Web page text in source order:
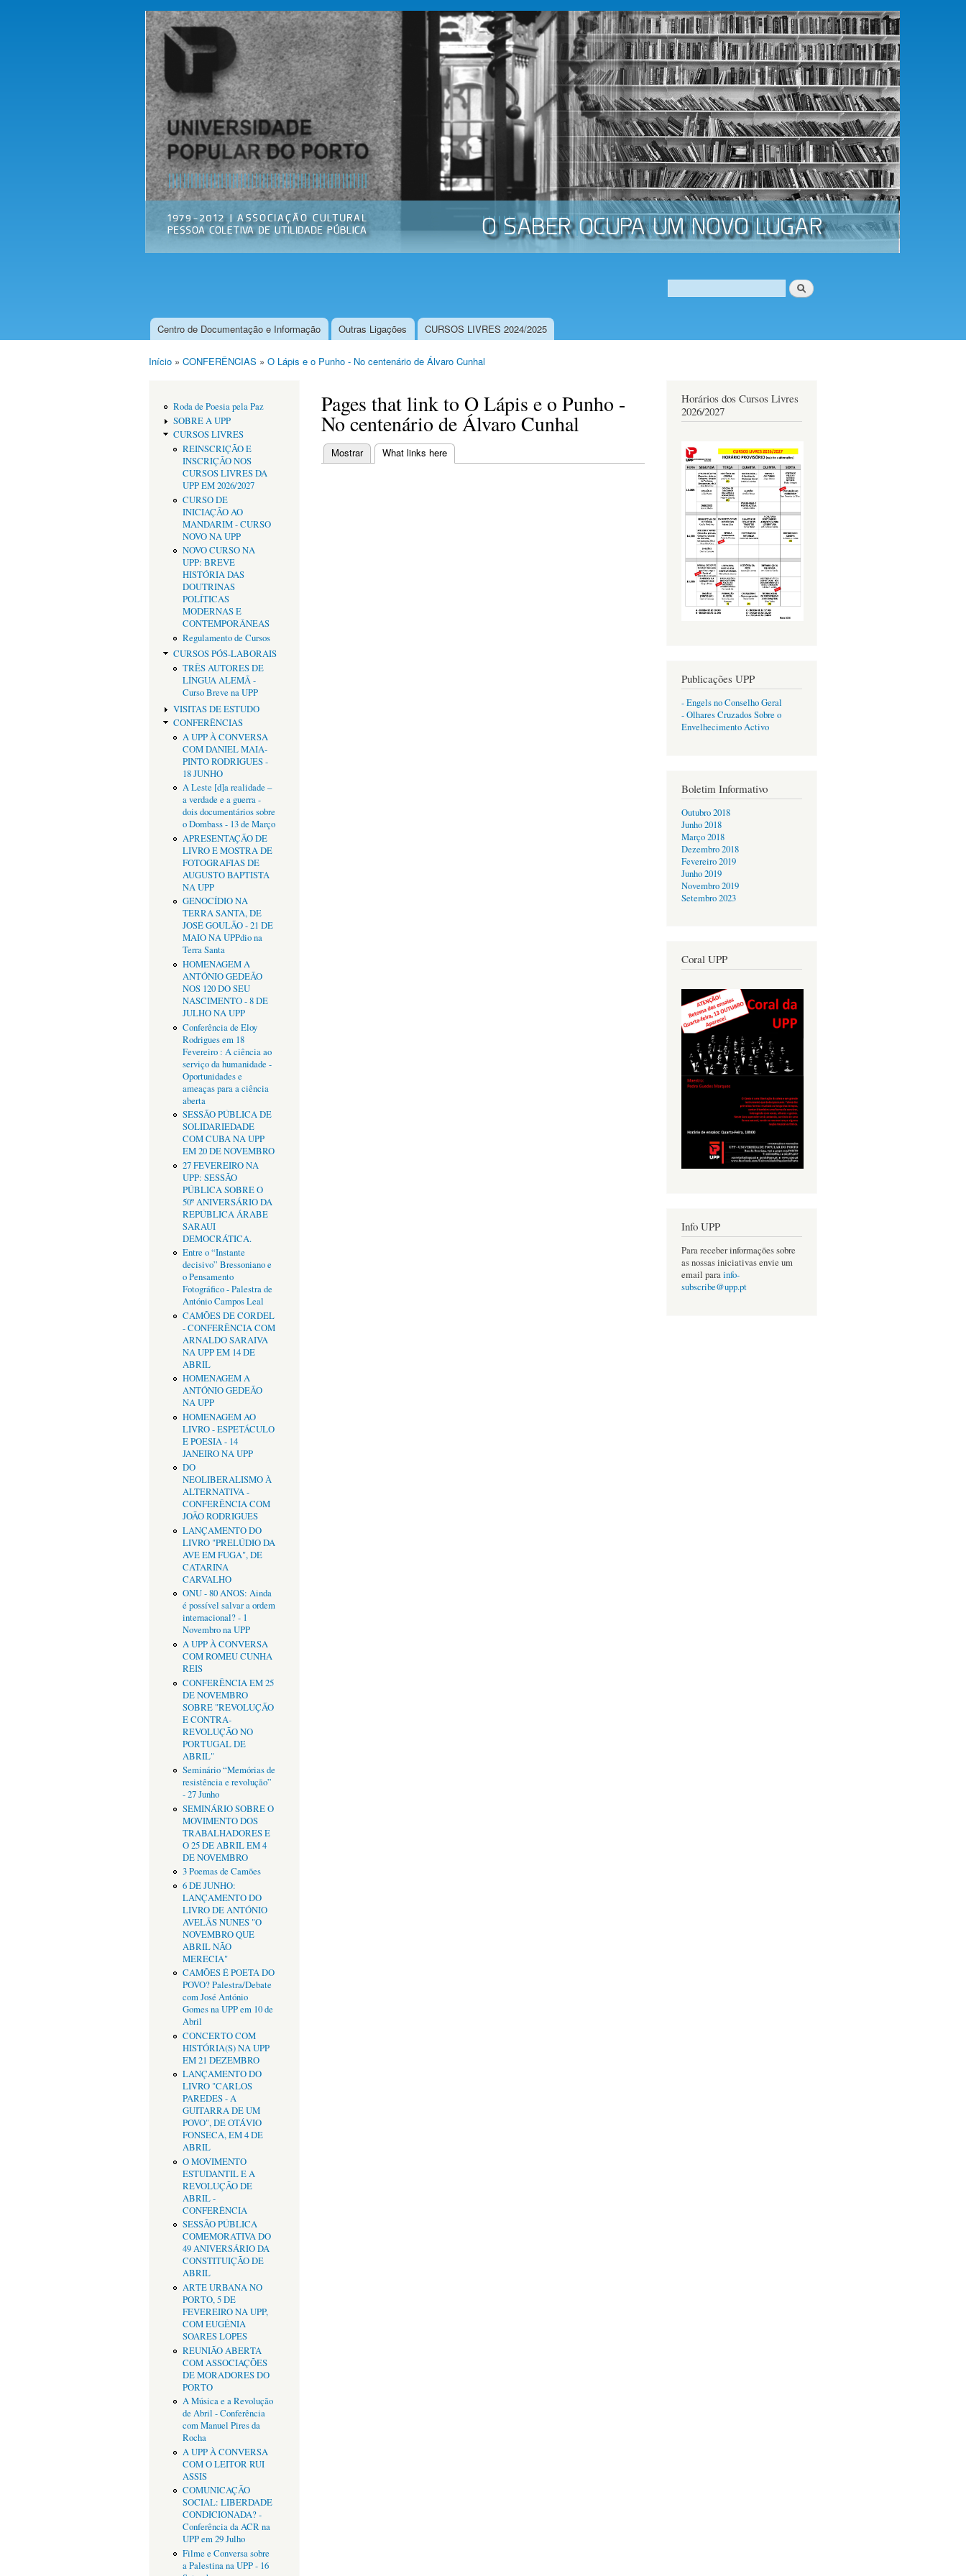
Passar
para o
conteúdo
principal
Universidade
Popular do
Porto
Associação
Cultural
Formulário de procura
Procurar
Menu principal
Centro de Documentação e Informação Outras Ligações CURSOS LIVRES 2024/2025
Início » CONFERÊNCIAS » O Lápis e o Punho - No centenário de Álvaro Cunhal
Roda de Poesia pela Paz
SOBRE A UPP
CURSOS LIVRES
REINSCRIÇÃO E
INSCRIÇÃO NOS
CURSOS LIVRES DA
UPP EM 2026/2027
CURSO DE
INICIAÇÃO AO
MANDARIM - CURSO
NOVO NA UPP
NOVO CURSO NA
UPP: BREVE
HISTÓRIA DAS
DOUTRINAS
POLÍTICAS
MODERNAS E
CONTEMPORÂNEAS
Regulamento de Cursos
CURSOS PÓS-LABORAIS
TRÊS AUTORES DE
LÍNGUA ALEMÃ -
Curso Breve na UPP
VISITAS DE ESTUDO
CONFERÊNCIAS
A UPP À CONVERSA
COM DANIEL MAIA-
PINTO RODRIGUES -
18 JUNHO
A Leste [d]a realidade –
a verdade e a guerra -
dois documentários sobre
o Dombass - 13 de Março
APRESENTAÇÃO DE
LIVRO E MOSTRA DE
FOTOGRAFIAS DE
AUGUSTO BAPTISTA
NA UPP
GENOCÍDIO NA
TERRA SANTA, DE
JOSÉ GOULÃO - 21 DE
MAIO NA UPPdio na
Terra Santa
HOMENAGEM A
ANTÓNIO GEDEÃO
NOS 120 DO SEU
NASCIMENTO - 8 DE
JULHO NA UPP
Conferência de Eloy
Rodrigues em 18
Fevereiro : A ciência ao
serviço da humanidade -
Oportunidades e
ameaças para a ciência
aberta
SESSÃO PÚBLICA DE
SOLIDARIEDADE
COM CUBA NA UPP
EM 20 DE NOVEMBRO
27 FEVEREIRO NA
UPP: SESSÃO
PÚBLICA SOBRE O
50º ANIVERSÁRIO DA
REPÚBLICA ÁRABE
SARAUI
DEMOCRÁTICA.
Entre o “Instante
decisivo” Bressoniano e
o Pensamento
Fotográfico - Palestra de
António Campos Leal
CAMÕES DE CORDEL
- CONFERÊNCIA COM
ARNALDO SARAIVA
NA UPP EM 14 DE
ABRIL
HOMENAGEM A
ANTÓNIO GEDEÃO
NA UPP
HOMENAGEM AO
LIVRO - ESPETÁCULO
E POESIA - 14
JANEIRO NA UPP
DO
NEOLIBERALISMO À
ALTERNATIVA -
CONFERÊNCIA COM
JOÃO RODRIGUES
LANÇAMENTO DO
LIVRO "PRELÚDIO DA
AVE EM FUGA", DE
CATARINA
CARVALHO
ONU - 80 ANOS: Ainda
é possível salvar a ordem
internacional? - 1
Novembro na UPP
A UPP À CONVERSA
COM ROMEU CUNHA
REIS
CONFERÊNCIA EM 25
DE NOVEMBRO
SOBRE "REVOLUÇÃO
E CONTRA-
REVOLUÇÃO NO
PORTUGAL DE
ABRIL"
Seminário “Memórias de
resistência e revolução”
- 27 Junho
SEMINÁRIO SOBRE O
MOVIMENTO DOS
TRABALHADORES E
O 25 DE ABRIL EM 4
DE NOVEMBRO
3 Poemas de Camões
6 DE JUNHO:
LANÇAMENTO DO
LIVRO DE ANTÓNIO
AVELÃS NUNES "O
NOVEMBRO QUE
ABRIL NÃO
MERECIA"
CAMÕES É POETA DO
POVO? Palestra/Debate
com José António
Gomes na UPP em 10 de
Abril
CONCERTO COM
HISTÓRIA(S) NA UPP
EM 21 DEZEMBRO
LANÇAMENTO DO
LIVRO "CARLOS
PAREDES - A
GUITARRA DE UM
POVO", DE OTÁVIO
FONSECA, EM 4 DE
ABRIL
O MOVIMENTO
ESTUDANTIL E A
REVOLUÇÃO DE
ABRIL -
CONFERÊNCIA
SESSÃO PÚBLICA
COMEMORATIVA DO
49 ANIVERSÁRIO DA
CONSTITUIÇÃO DE
ABRIL
ARTE URBANA NO
PORTO, 5 DE
FEVEREIRO NA UPP,
COM EUGÉNIA
SOARES LOPES
REUNIÃO ABERTA
COM ASSOCIAÇÕES
DE MORADORES DO
PORTO
A Música e a Revolução
de Abril - Conferência
com Manuel Pires da
Rocha
A UPP À CONVERSA
COM O LEITOR RUI
ASSIS
COMUNICAÇÃO
SOCIAL: LIBERDADE
CONDICIONADA? -
Conferência da ACR na
UPP em 29 Julho
Filme e Conversa sobre
a Palestina na UPP - 16
Pages that link to O Lápis e o Punho -
No centenário de Álvaro Cunhal
Separadores primários
Mostrar What links here
Horários dos Cursos Livres
2026/2027
Publicações UPP
- Engels no Conselho Geral
- Olhares Cruzados Sobre o
Envelhecimento Activo
Boletim Informativo
Outubro 2018
Junho 2018
Março 2018
Dezembro 2018
Fevereiro 2019
Junho 2019
Novembro 2019
Setembro 2023
Coral UPP
Info UPP
Para receber informações sobre
as nossas iniciativas envie um
email parainfo-
subscribe@upp.pt